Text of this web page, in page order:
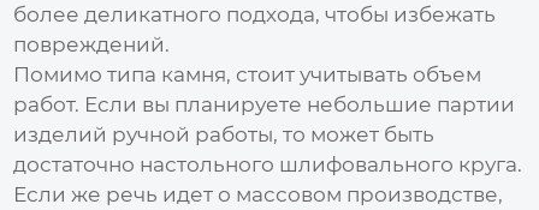
более деликатного подхода, чтобы избежать
повреждений.
Помимо типа камня, стоит учитывать объем
работ. Если вы планируете небольшие партии
изделий ручной работы, то может быть
достаточно настольного шлифовального круга.
Если же речь идет о массовом производстве,